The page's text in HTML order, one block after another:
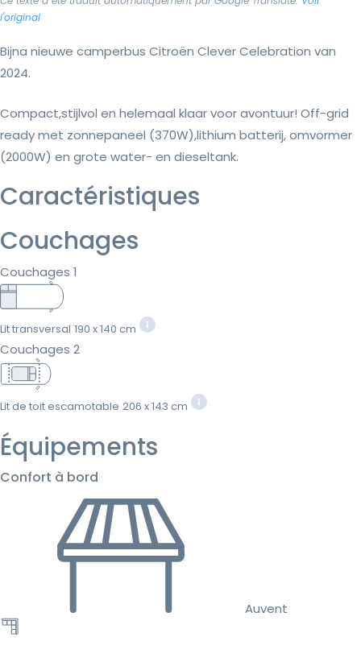
l'original
Bijna nieuwe camperbus Citroën Clever Celebration van
2024.
Compact,stijlvol en helemaal klaar voor avontuur! Off-grid
ready met zonnepaneel (370W),lithium batterij, omvormer
(2000W) en grote water- en dieseltank.
Caractéristiques
Couchages
Couchages 1
Lit transversal 190 x 140 cm
Couchages 2
Lit de toit escamotable 206 x 143 cm
Équipements
Confort à bord
Auvent